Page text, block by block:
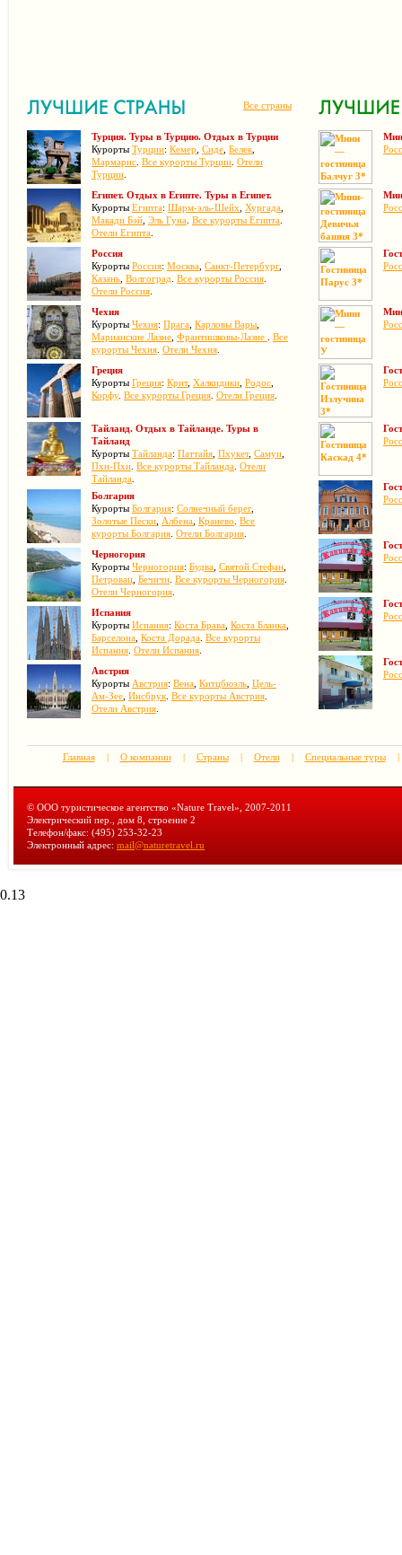
Все страны
Турция. Туры в Турцию. Отдых в Турции
Курорты Турции: Кемер Сиде Белек
Мармарис Все курорты Турции Отели
Турции
Египет. Отдых в Египте. Туры в Египет.
Курорты Египта: Шарм-эль-Шейх Хургада
Макади Бэй Эль Гуна Все курорты Египта
Отели Египта
Россия
Курорты Россия: Москва Санкт-Петербург,
Казань Волгоград Все курорты Россия
Отели Россия
Чехия
Курорты Чехия: Прага Карловы Вары
Марианские Лазне Франтишковы-Лазне
Все
курорты Чехия Отели Чехия
Греция
Курорты Греция: Крит, Халкидики Родос
Корфу. Все курорты Греция Отели Греция
Тайланд. Отдых в Тайланде. Туры в
Тайланд
Курорты Тайланда: Паттайя Пхукет, Самуи
Пхи-Пхи Все курорты Тайланда Отели
Тайланда
Болгария
Курорты Болгария: Солнечный берег,
Золотые Пески Албена Кранево Все
курорты Болгария Отели Болгария
Черногория
Курорты Черногория: Будва Святой Стефан
Петровац Бечичи Все курорты Черногория
Отели Черногория
Испания
Курорты Испания: Коста Брава Коста Бланка
Барселона Коста Дорада Все курорты
Испания Отели Испания
Австрия
Курорты Австрия: Вена Китцбюэль Цель-
Ам-Зее Инсбрук Все курорты Австрия
Отели Австрия
Главная | О компании | Страны | Отели | Специальные туры |
© ООО туристическое агентство «Nature Travel», 2007-2011
Электрический пер., дом 8, строение 2
Телефон/факс: (495) 253-32-23
Электронный адрес: mail@naturetravel.ru
0.13